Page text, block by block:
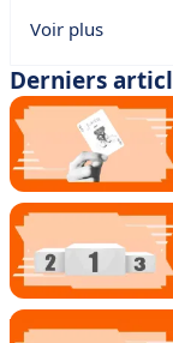
Voir plus
Derniers